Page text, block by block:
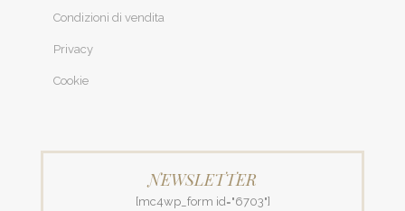
Condizioni di vendita
Privacy
Cookie
NEWSLETTER
[mc4wp_form id="6703"]